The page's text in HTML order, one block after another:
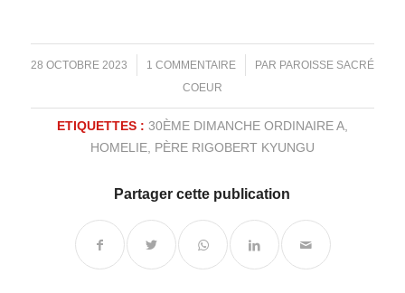
28 OCTOBRE 2023
/ 1 COMMENTAIRE
/ PAR PAROISSE SACRÉ
COEUR
ETIQUETTES : 30ÈME DIMANCHE ORDINAIRE A,
HOMELIE, PÈRE RIGOBERT KYUNGU
Partager cette publication